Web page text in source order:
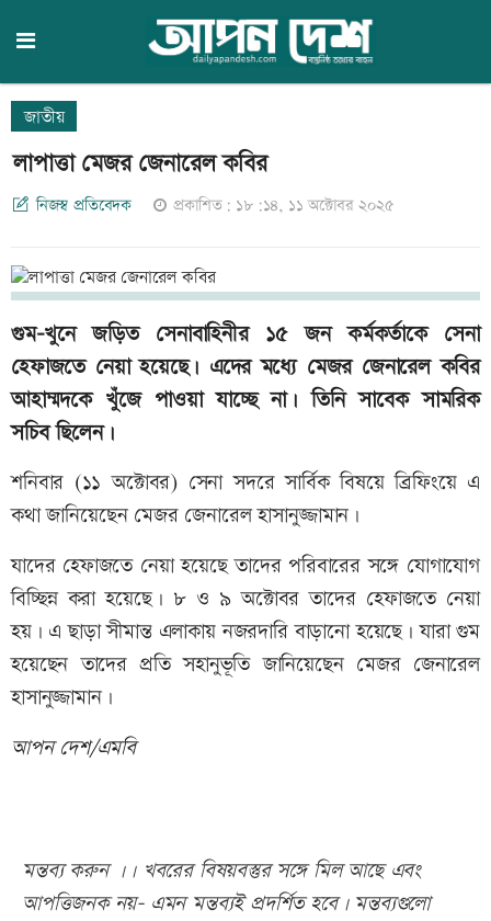
জাতীয়
লাপাত্তা মেজর জেনারেল কবির
নিজস্ব প্রতিবেদক প্রকাশিত: ১৮:১৪, ১১ অক্টোবর ২০২৫
গুম-খুনে জড়িত সেনাবাহিনীর ১৫ জন কর্মকর্তাকে সেনা
হেফাজতে নেয়া হয়েছে। এদের মধ্যে মেজর জেনারেল কবির
আহাম্মদকে খুঁজে পাওয়া যাচ্ছে না। তিনি সাবেক সামরিক
সচিব ছিলেন।
শনিবার (১১ অক্টোবর) সেনা সদরে সার্বিক বিষয়ে ব্রিফিংয়ে এ
কথা জানিয়েছেন মেজর জেনারেল হাসানুজ্জামান।
যাদের হেফাজতে নেয়া হয়েছে তাদের পরিবারের সঙ্গে যোগাযোগ
বিচ্ছিন্ন করা হয়েছে। ৮ ও ৯ অক্টোবর তাদের হেফাজতে নেয়া
হয়। এ ছাড়া সীমান্ত এলাকায় নজরদারি বাড়ানো হয়েছে। যারা গুম
হয়েছেন তাদের প্রতি সহানুভূতি জানিয়েছেন মেজর জেনারেল
হাসানুজ্জামান।
আপন দেশ/এমবি
মন্তব্য করুন ।। খবরের বিষয়বস্তুর সঙ্গে মিল আছে এবং
আপত্তিজনক নয়- এমন মন্তব্যই প্রদর্শিত হবে। মন্তব্যগুলো